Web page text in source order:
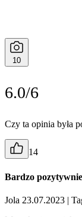
10
6.0/6
Czy ta opinia była
14
Bardzo
Jola 23.07.2023 |